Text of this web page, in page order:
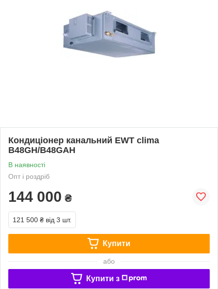
Кондиціонер канальний EWT clima
B48GH/B48GAH
В наявності
Опт і роздріб
144 000 ₴
121 500 ₴ від 3 шт.
Купити
або
Купити з